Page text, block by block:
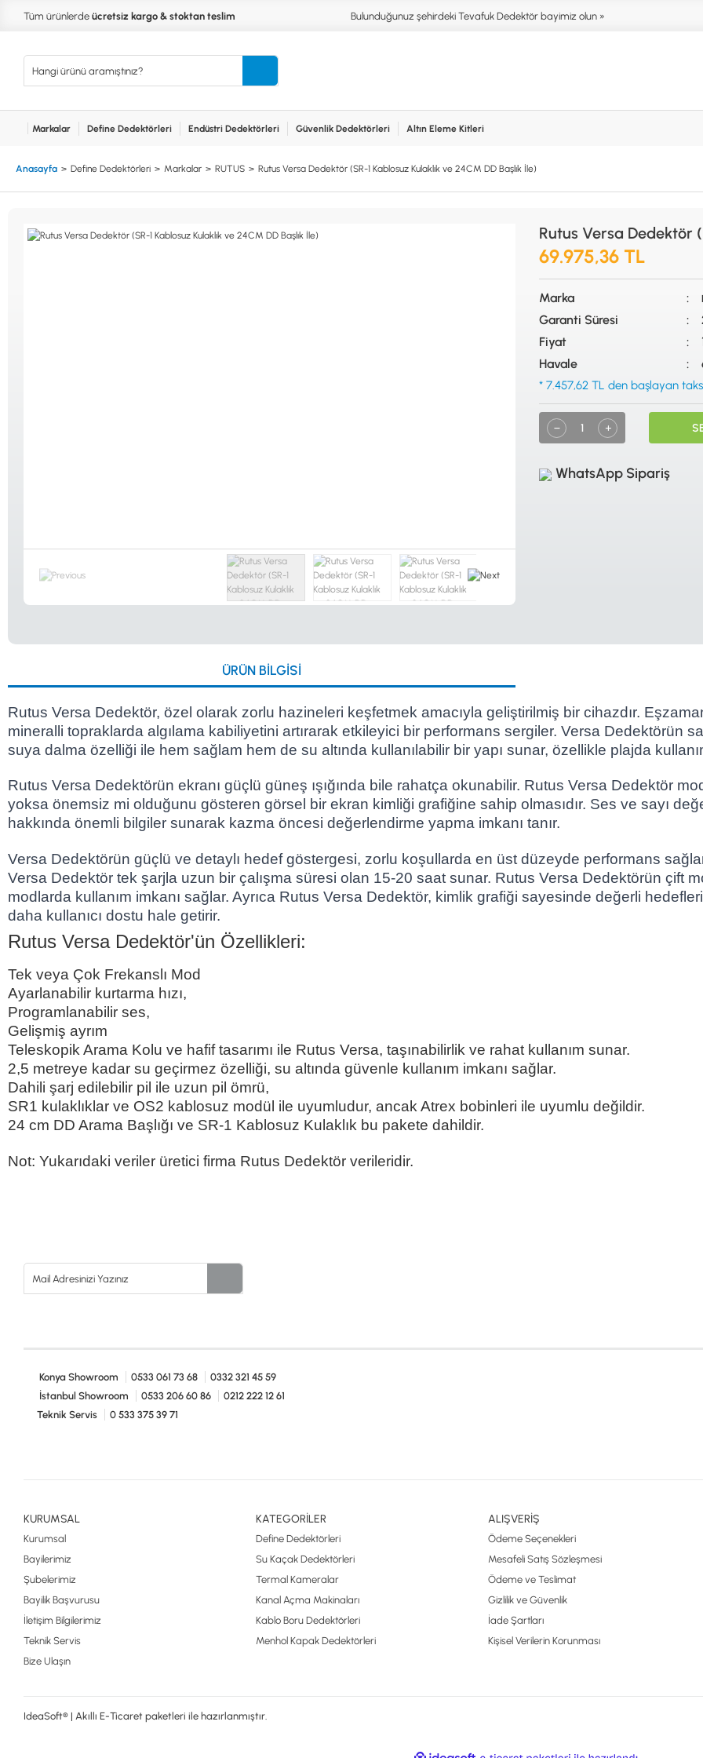
RUTUS DEDEKTÖR
TEKNETICS
PİNPOİNTER & SCUBA
ALTIN ELEME KİTLERİ
ANA ÜNİTELER
BAŞLIK KORUMA KILIFLARI
BATARYA, PİL ve ŞARJ ALETLERİ
KULAKLIKLAR VE KULAKLIK
BAĞLANTI AKSESUARLARI
ŞAFTLAR VE ŞAFT AKSESUARLARI
SU ALTI VE DİĞER AKSESUARLAR
TAŞIMA ÇANTASI &BULUNTU KESESİ
RUTUS
DETECH
Tüm ürünlerdeücretsiz kargo & stoktan teslim Bulunduğunuz şehirdeki Tevafuk Dedektör bayimiz olun »
Markalar Define Dedektörleri Endüstri Dedektörleri Güvenlik Dedektörleri Altın Eleme Kitleri
Anasayfa Define Dedektörleri Markalar RUTUS Rutus Versa Dedektör (SR-1 Kablosuz Kulaklık ve 24CM DD Başlık İle)
Rutus Versa Dedektör
69.975,36 TL
Marka
Garanti Süresi
Fiyat
Havale
* 7.457,62 TL den başlayan
WhatsApp Sipariş
ÜRÜN BILGISI
Rutus Versa Dedektör, özel olarak zorlu hazineleri keşfetmek amacıyla geliştirilmiş bir cihazdır.
mineralli topraklarda algılama kabiliyetini artırarak etkileyici bir performans sergiler. Versa Dedektörün
suya dalma özelliği ile hem sağlam hem de su altında kullanılabilir bir yapı sunar, özellikle plajda
Rutus Versa Dedektörün ekranı güçlü güneş ışığında bile rahatça okunabilir. Rutus Versa Dedektör
yoksa önemsiz mi olduğunu gösteren görsel bir ekran kimliği grafiğine sahip olmasıdır. Ses ve sayı
hakkında önemli bilgiler sunarak kazma öncesi değerlendirme yapma imkanı tanır.
Versa Dedektörün güçlü ve detaylı hedef göstergesi, zorlu koşullarda en üst düzeyde performans
Versa Dedektör tek şarjla uzun bir çalışma süresi olan 15-20 saat sunar. Rutus Versa Dedektörün çift
modlarda kullanım imkanı sağlar. Ayrıca Rutus Versa Dedektör, kimlik grafiği sayesinde değerli
daha kullanıcı dostu hale getirir.
Rutus Versa Dedektör'ün Özellikleri:
Tek veya Çok Frekanslı Mod
Ayarlanabilir kurtarma hızı,
Programlanabilir ses,
Gelişmiş ayrım
Teleskopik Arama Kolu ve hafif tasarımı ile Rutus Versa, taşınabilirlik ve rahat kullanım sunar.
2,5 metreye kadar su geçirmez özelliği, su altında güvenle kullanım imkanı sağlar.
Dahili şarj edilebilir pil ile uzun pil ömrü,
SR1 kulaklıklar ve OS2 kablosuz modül ile uyumludur, ancak Atrex bobinleri ile uyumlu değildir.
24 cm DD Arama Başlığı ve SR-1 Kablosuz Kulaklık bu pakete dahildir.
Not: Yukarıdaki veriler üretici firma Rutus Dedektör verileridir.
Konya Showroom 0533 061 73 68
0332 321 45 59
İstanbul Showroom
0533 206 60 86
0212 222 12 61
Teknik Servis
0 533 375 39 71
KURUMSAL
Kurumsal
Bayilerimiz
Şubelerimiz
Bayilik Başvurusu
İletişim Bilgilerimiz
Teknik Servis
Bize Ulaşın
KATEGORİLER
Define Dedektörleri
Su Kaçak Dedektörleri
Termal Kameralar
Kanal Açma Makinaları
Kablo Boru Dedektörleri
Menhol Kapak Dedektörleri
ALIŞVERİŞ
Ödeme Seçenekleri
Mesafeli Satış Sözleşmesi
Ödeme ve Teslimat
Gizlilik ve Güvenlik
İade Şartları
Kişisel Verilerin Korunması
IdeaSoft® | Akıllı E-Ticaret paketleri ile hazırlanmıştır.